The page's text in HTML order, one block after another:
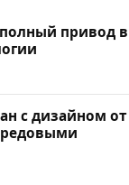
привод в
с дизайном от